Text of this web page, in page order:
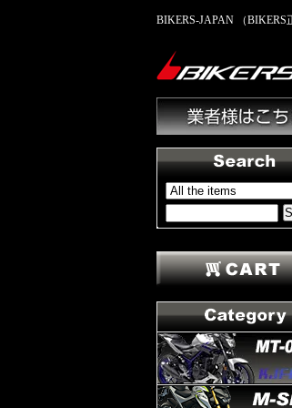
BIKERS-JAPAN （